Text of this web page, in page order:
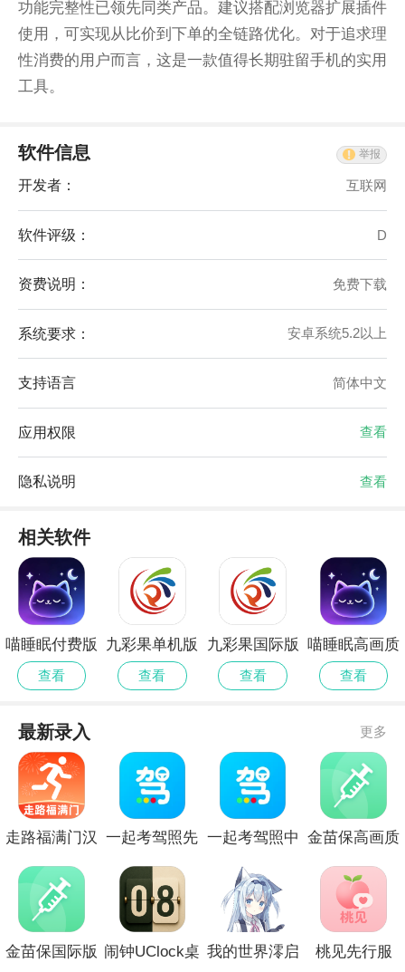
功能完整性已领先同类产品。建议搭配浏览器扩展插件
使用，可实现从比价到下单的全链路优化。对于追求理
性消费的用户而言，这是一款值得长期驻留手机的实用
工具。
软件信息 举报
开发者： 互联网
软件评级： D
资费说明： 免费下载
系统要求： 安卓系统5.2以上
支持语言 简体中文
应用权限 查看
隐私说明 查看
相关软件
喵睡眠付费版
查看
九彩果单机版
查看
九彩果国际版
查看
喵睡眠高画质
版
查看
最新录入 更多
走路福满门汉 一起考驾照先 一起考驾照中 金苗保高画质
金苗保国际版 闹钟UClock桌 我的世界澪启
桃见先行服